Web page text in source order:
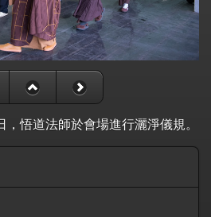
悟道法師於會場進行灑淨儀規。